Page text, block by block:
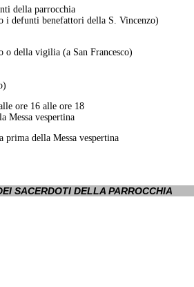
della parrocchia
i defunti benefattori della S. Vincenzo)
o della vigilia (a San Francesco)
ore 16 alle ore 18
Messa vespertina
della Messa vespertina
SACERDOTI DELLA PARROCCHIA